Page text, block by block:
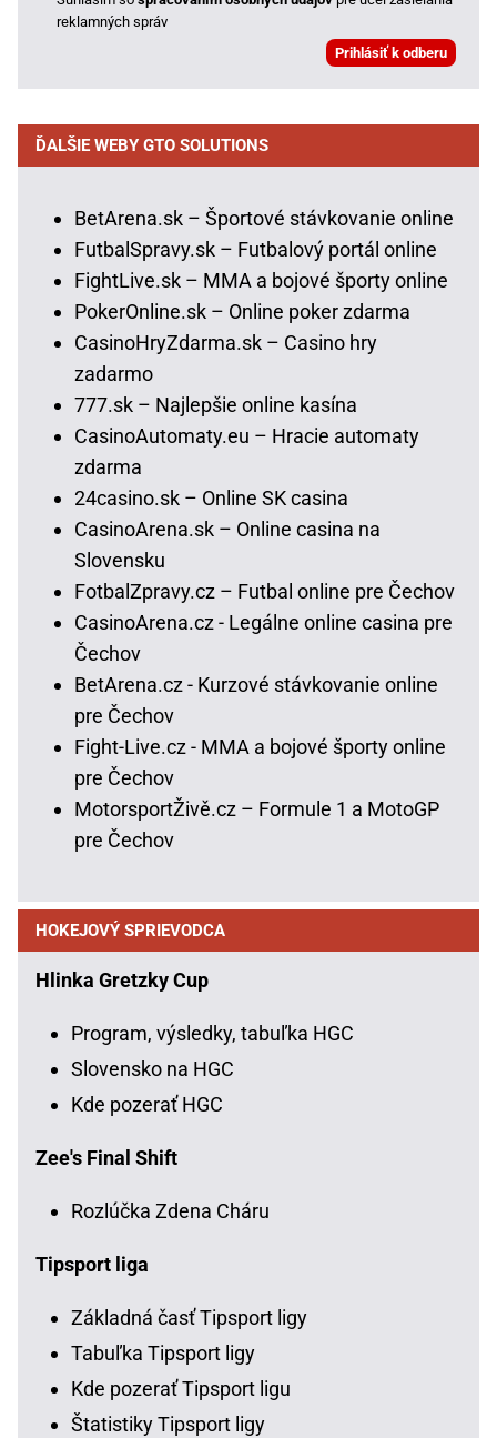
reklamných správ
ĎALŠIE WEBY GTO SOLUTIONS
BetArena.sk – Športové stávkovanie online
FutbalSpravy.sk – Futbalový portál online
FightLive.sk – MMA a bojové športy online
PokerOnline.sk – Online poker zdarma
CasinoHryZdarma.sk – Casino hry
zadarmo
777.sk – Najlepšie online kasína
CasinoAutomaty.eu – Hracie automaty
zdarma
24casino.sk – Online SK casina
CasinoArena.sk – Online casina na
Slovensku
FotbalZpravy.cz – Futbal online pre Čechov
CasinoArena.cz - Legálne online casina pre
Čechov
BetArena.cz - Kurzové stávkovanie online
pre Čechov
Fight-Live.cz - MMA a bojové športy online
pre Čechov
MotorsportŽivě.cz – Formule 1 a MotoGP
pre Čechov
HOKEJOVÝ SPRIEVODCA
Hlinka Gretzky Cup
Program, výsledky, tabuľka HGC
Slovensko na HGC
Kde pozerať HGC
Zee's Final Shift
Rozlúčka Zdena Cháru
Tipsport liga
Základná časť Tipsport ligy
Tabuľka Tipsport ligy
Kde pozerať Tipsport ligu
Štatistiky Tipsport ligy